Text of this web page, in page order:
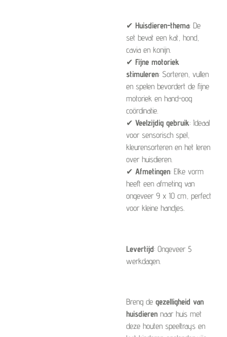
✔ Huisdieren-thema: De
set bevat een kat, hond,
cavia en konijn.
✔ Fijne motoriek
stimuleren: Sorteren, vullen
en spelen bevordert de fijne
motoriek en hand-oog
coördinatie.
✔ Veelzijdig gebruik: Ideaal
voor sensorisch spel,
kleurensorteren en het leren
over huisdieren.
✔ Afmetingen: Elke vorm
heeft een afmeting van
ongeveer 9 x 10 cm, perfect
voor kleine handjes.
Levertijd: Ongeveer 5
werkdagen.
Breng de gezelligheid van
huisdieren naar huis met
deze houten speeltrays en